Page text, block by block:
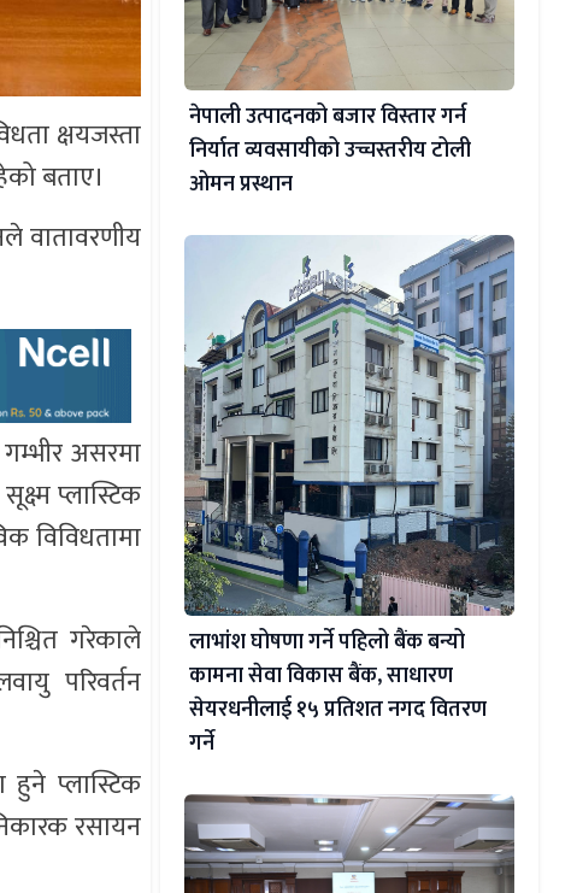
क्षयजस्ता
बताए।
वातावरणीय
असरमा
प्लास्टिक
विविधतामा
गरेकाले
परिवर्तन
हुने प्लास्टिक
रसायन
नेपाली उत्पादनको बजार विस्तार गर्न
निर्यात व्यवसायीको उच्चस्तरीय टोली
ओमन प्रस्थान
लाभांश घोषणा गर्ने पहिलो बैंक बन्यो
कामना सेवा विकास बैंक, साधारण
सेयरधनीलाई १५ प्रतिशत नगद वितरण
गर्ने